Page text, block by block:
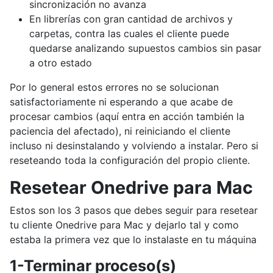
sincronización no avanza
En librerías con gran cantidad de archivos y
carpetas, contra las cuales el cliente puede
quedarse analizando supuestos cambios sin pasar
a otro estado
Por lo general estos errores no se solucionan
satisfactoriamente ni esperando a que acabe de
procesar cambios (aquí entra en acción también la
paciencia del afectado), ni reiniciando el cliente
incluso ni desinstalando y volviendo a instalar. Pero si
reseteando toda la configuración del propio cliente.
Resetear Onedrive para Mac
Estos son los 3 pasos que debes seguir para resetear
tu cliente Onedrive para Mac y dejarlo tal y como
estaba la primera vez que lo instalaste en tu máquina
1-Terminar proceso(s)